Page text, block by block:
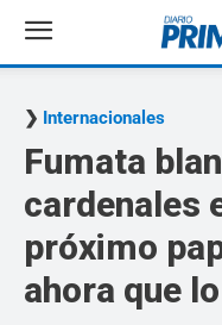
Internacionales
Fumata
cardenales
próximo
ahora que